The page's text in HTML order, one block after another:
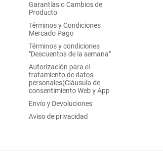
Garantías o Cambios de
Producto
Términos y Condiciones
Mercado Pago
Términos y condiciones
"Descuentos de la semana"
Autorización para el
tratamiento de datos
personales(Cláusula de
consentimiento Web y App
Envío y Devoluciones
Aviso de privacidad